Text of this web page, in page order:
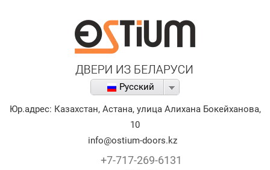
Русский
Юр.адрес: Казахстан, Астана, улица Алихана Бокейханова,
10
info@ostium-doors.kz
+7-717-269-6131